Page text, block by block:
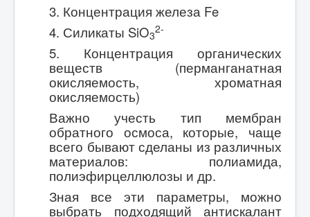
3. Концентрация железа Fe
4. Силикаты SiO3
2-
5. Концентрация органических
веществ (перманганатная
окисляемость, хроматная
окисляемость)
Важно учесть тип мембран
обратного осмоса, которые, чаще
всего бывают сделаны из различных
материалов: полиамида,
полиэфирцеллюлозы и др.
Зная все эти параметры, можно
выбрать подходящий антискалант